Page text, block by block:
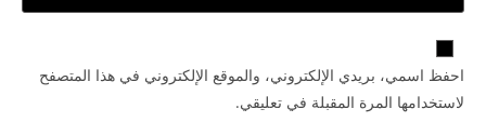
احفظ اسمي، بريدي الإلكتروني، والموقع الإلكتروني في هذا المتصفح
لاستخدامها المرة المقبلة في تعليقي.